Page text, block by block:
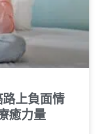
路上負面情
癒力量